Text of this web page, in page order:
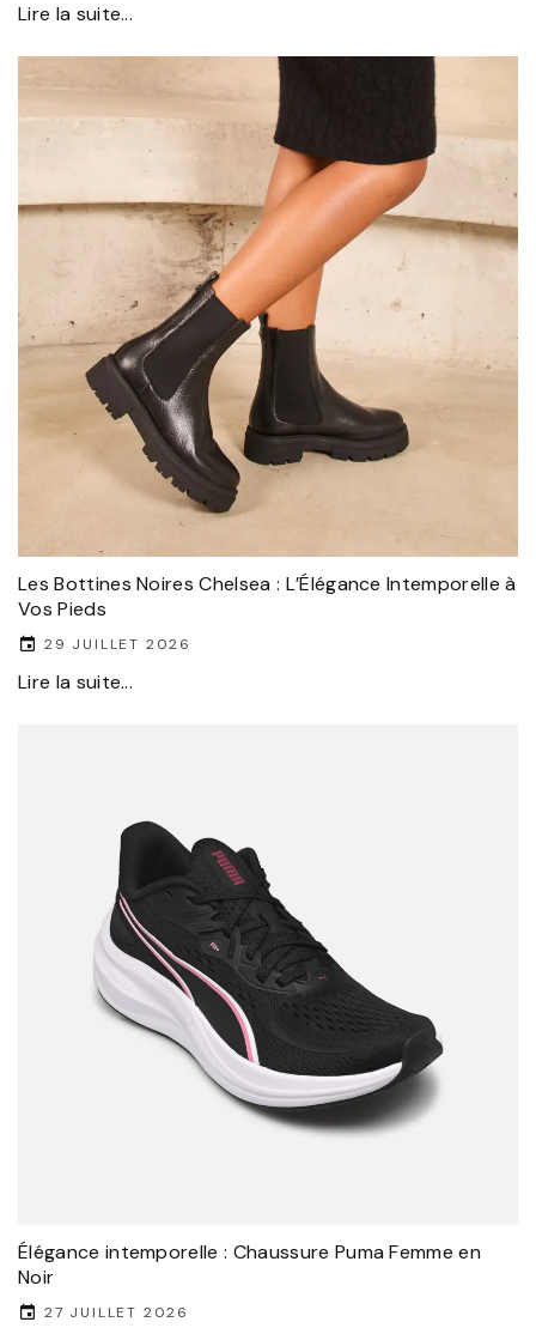
Lire la suite...
Les Bottines Noires Chelsea : L’Élégance Intemporelle à
Vos Pieds
29 JUILLET 2026
Lire la suite...
Élégance intemporelle : Chaussure Puma Femme en
Noir
27 JUILLET 2026